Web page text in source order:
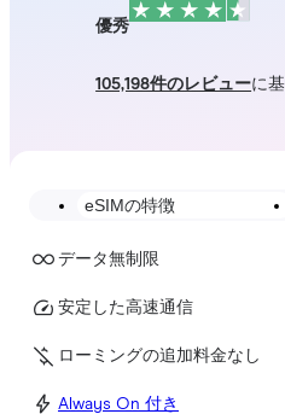
優秀
105,198件のレビューに
eSIMの特徴
データ無制限
安定した高速通信
ローミングの追加料金なし
Always On 付き